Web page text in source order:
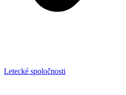
Letecké spoločnosti